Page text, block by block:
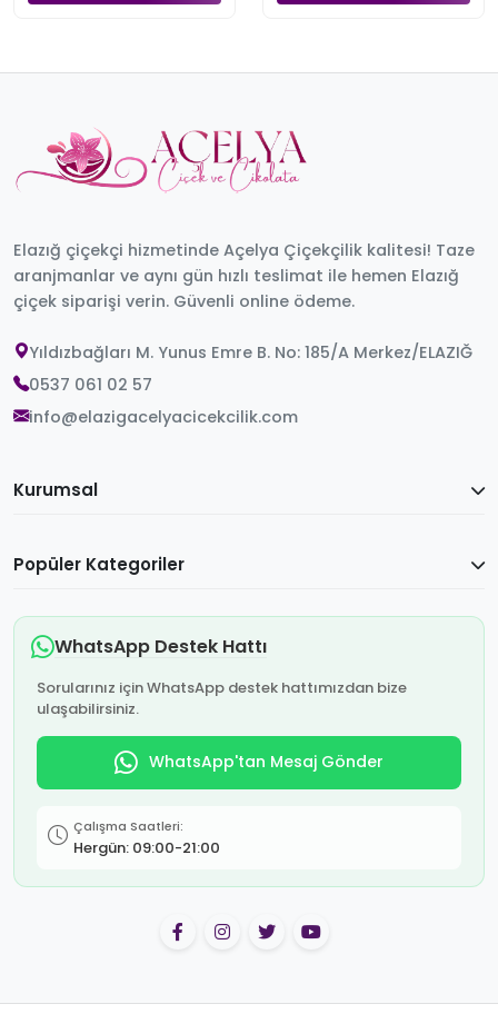
Elazığ çiçekçi hizmetinde Açelya Çiçekçilik kalitesi! Taze
aranjmanlar ve aynı gün hızlı teslimat ile hemen Elazığ
çiçek siparişi verin. Güvenli online ödeme.
Yıldızbağları M. Yunus Emre B. No: 185/A Merkez/ELAZIĞ
0537 061 02 57
info@elazigacelyacicekcilik.com
Kurumsal
Popüler Kategoriler
WhatsApp Destek Hattı
Sorularınız için WhatsApp destek hattımızdan bize
ulaşabilirsiniz.
WhatsApp'tan Mesaj Gönder
Çalışma Saatleri:
Hergün: 09:00-21:00